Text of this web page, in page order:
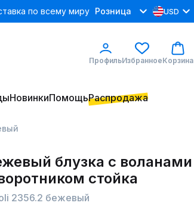
по всему миру Розница USD
ПрофильИзбранноеКорзина
НовинкиПомощьРаспродажа
блузка с воланами
стойка
2356.2 бежевый